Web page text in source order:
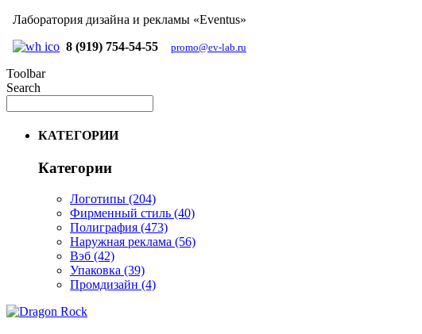
Лаборатория дизайна и рекламы «Eventus»
8 (919) 754-54-55
promo@ev-lab.ru
Toolbar
Search
КАТЕГОРИИ
Категории
Логотипы (204)
Фирменный стиль (40)
Полиграфия (473)
Наружная реклама (56)
Вэб (42)
Упаковка (39)
Промдизайн (4)